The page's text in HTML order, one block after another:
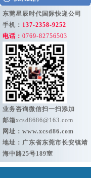
东莞星辰时代国际快递公司
手机： 137-2358-9252
电话： 0769-82756503
业务咨询微信扫一扫添加
邮箱xcsd8686@163.com
网址： www.xcsd86.com
地址：广东省东莞市长安镇靖
海中路25号189室